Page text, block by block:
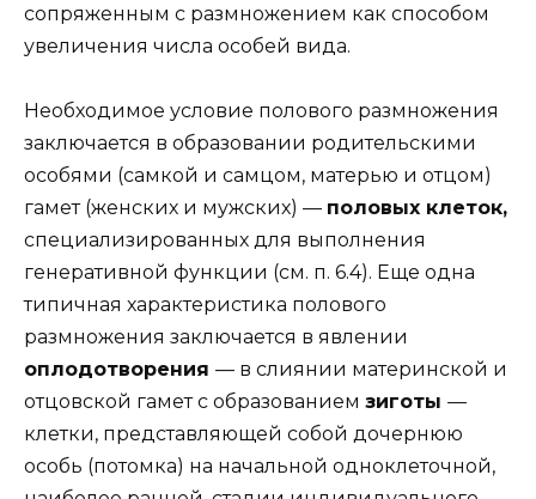
сопряженным с размножением как способом
увеличения числа особей вида.
Необходимое условие полового размножения
заключается в образовании родительскими
особями (самкой и самцом, матерью и отцом)
гамет (женских и мужских) — половых клеток,
специализированных для выполнения
генеративной функции (см. п. 6.4). Еще одна
типичная характеристика полового
размножения заключается в явлении
оплодотворения — в слиянии материнской и
отцовской гамет с образованием зиготы —
клетки, представляющей собой дочернюю
особь (потомка) на начальной одноклеточной,